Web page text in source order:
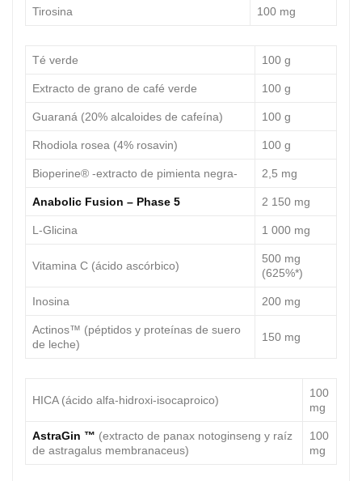
Tirosina 100 mg
Té verde 100 g
Extracto de grano de café verde 100 g
Guaraná (20% alcaloides de cafeína) 100 g
Rhodiola rosea (4% rosavin) 100 g
Bioperine® -extracto de pimienta negra- 2,5 mg
Anabolic Fusion – Phase 5 2 150 mg
L-Glicina 1 000 mg
Vitamina C (ácido ascórbico)
500 mg
(625%*)
Inosina 200 mg
Actinos™ (péptidos y proteínas de suero
de leche)
150 mg
HICA (ácido alfa-hidroxi-isocaproico)
100
mg
AstraGin ™ (extracto de panax notoginseng y raíz
de astragalus membranaceus)
100
mg